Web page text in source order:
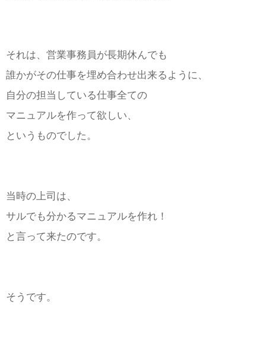
それは、営業事務員が長期休んでも
誰かがその仕事を埋め合わせ出来るように、
自分の担当している仕事全ての
マニュアルを作って欲しい、
というものでした。
当時の上司は、
サルでも分かるマニュアルを作れ！
と言って来たのです。
そうです。